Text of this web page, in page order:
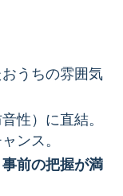
うちの雰囲気
性）に直結。
ンス。
事前の把握が満